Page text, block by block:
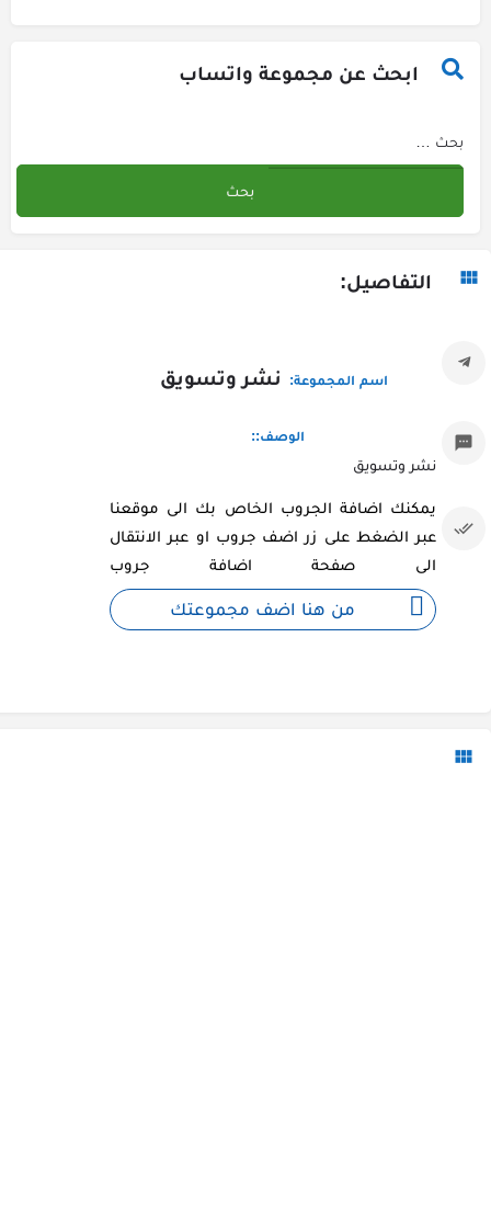
ابحث عن مجموعة واتساب
التفاصيل:
اسم المجموعة: نشر وتسويق
الوصف::
نشر وتسويق
يمكنك اضافة الجروب الخاص بك الى موقعنا
عبر الضغط على زر اضف جروب او عبر الانتقال
الى صفحة اضافة جروب
من هنا اضف مجموعتك